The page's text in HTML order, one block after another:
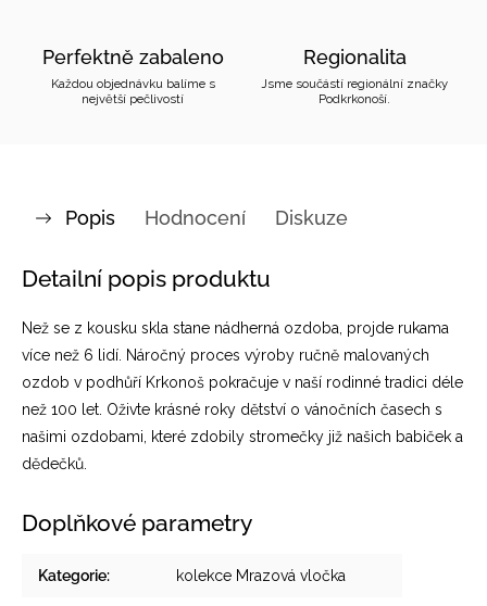
Perfektně zabaleno
Každou objednávku balíme s
největší pečlivostí
Regionalita
Jsme součástí regionální značky
Podkrkonoší.
Popis Hodnocení Diskuze
Detailní popis produktu
Než se z kousku skla stane nádherná ozdoba, projde rukama
více než 6 lidí. Náročný proces výroby ručně malovaných
ozdob v podhůří Krkonoš pokračuje v naší rodinné tradici déle
než 100 let. Oživte krásné roky dětství o vánočních časech s
našimi ozdobami, které zdobily stromečky již našich babiček a
dědečků.
Doplňkové parametry
Kategorie: kolekce Mrazová vločka